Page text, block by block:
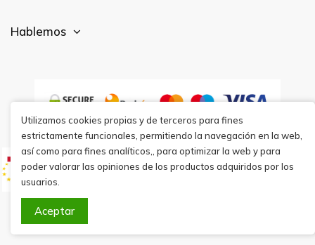
Hablemos
Utilizamos cookies propias y de terceros para fines
estrictamente funcionales, permitiendo la navegación en la web,
así como para fines analíticos,, para optimizar la web y para
poder valorar las opiniones de los productos adquiridos por los
usuarios.
Aceptar